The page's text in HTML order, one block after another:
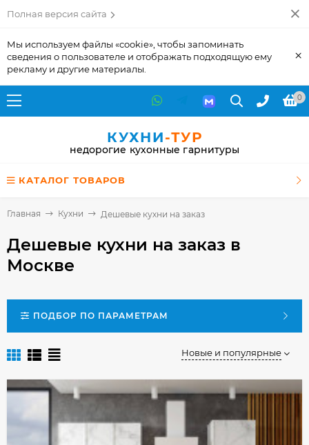
Полная версия сайта
Мы используем файлы «cookie», чтобы запоминать
сведения о пользователе и отображать подходящую ему
рекламу и другие материалы.
×
0
КУХНИ-ТУР
недорогие кухонные гарнитуры
КАТАЛОГ ТОВАРОВ
Главная Кухни Дешевые кухни на заказ
Дешевые кухни на заказ в
Москве
ПОДБОР ПО ПАРАМЕТРАМ
Новые и популярные